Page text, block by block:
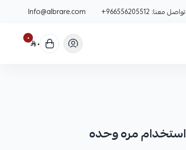
تواصل معنا: +966556205512
Info@albrare.com
٠ ٠